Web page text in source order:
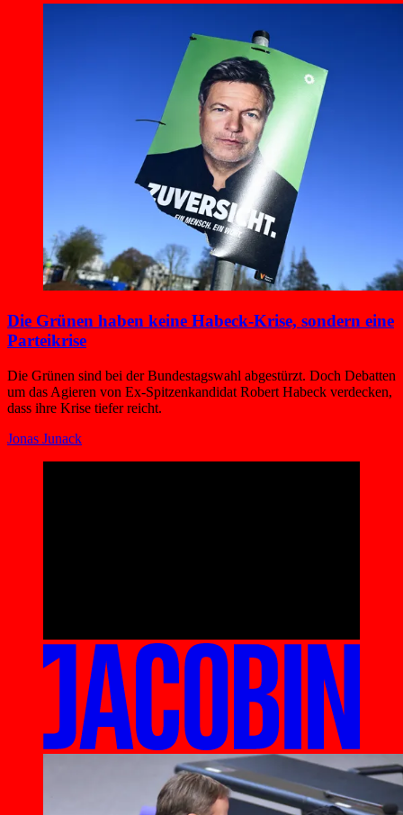
Die Grünen haben keine Habeck-Krise, sondern eine
Parteikrise
Die Grünen sind bei der Bundestagswahl abgestürzt. Doch Debatten
um das Agieren von Ex-Spitzenkandidat Robert Habeck verdecken,
dass ihre Krise tiefer reicht.
Jonas Junack